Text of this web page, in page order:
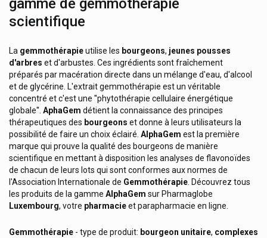
gamme de gemmothérapie
scientifique
La gemmothérapieutilise les bourgeons, jeunes pousses
d'arbres et d'arbustes. Ces ingrédients sont fraîchement
préparés par macération directe dans un mélange d'eau, d'alcool
et de glycérine. L'extrait gemmothérapie est un véritable
concentré et c'est une ''phytothérapie cellulaire énergétique
globale''. AphaGem détient la connaissance des principes
thérapeutiques des bourgeons et donne à leurs utilisateurs la
possibilité de faire un choix éclairé. AlphaGem est la première
marque qui prouve la qualité des bourgeons de manière
scientifique en mettant à disposition les analyses de flavonoïdes
de chacun de leurs lots qui sont conformes aux normes de
l'Association Internationale de Gemmothérapie. Découvrez tous
les produits de la gamme AlphaGem sur Pharmaglobe
Luxembourg, votre pharmacieet parapharmacie en ligne.
Gemmothérapie - type de produit: bourgeon unitaire, complexes
3m
A-Derma Produits Cosmetique
A-Lab Compléments Alimentaires
A.vogel Produits Naturels